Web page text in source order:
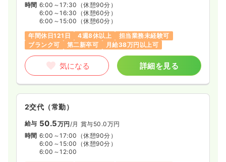
時間 6:00～17:30 （休憩90分）
6:00～16:30 （休憩60分）
6:00～15:00 （休憩60分）
年間休日121日
4週8休以上
担当業務未経験可
ブランク可
第二新卒可 月給38万円以上可
気になる 詳細を見る
2交代（常勤）
給与 50.5万円/月 賞与50.0万円
時間 6:00～17:00 （休憩90分）
6:00～15:00 （休憩90分）
6:00～12:00